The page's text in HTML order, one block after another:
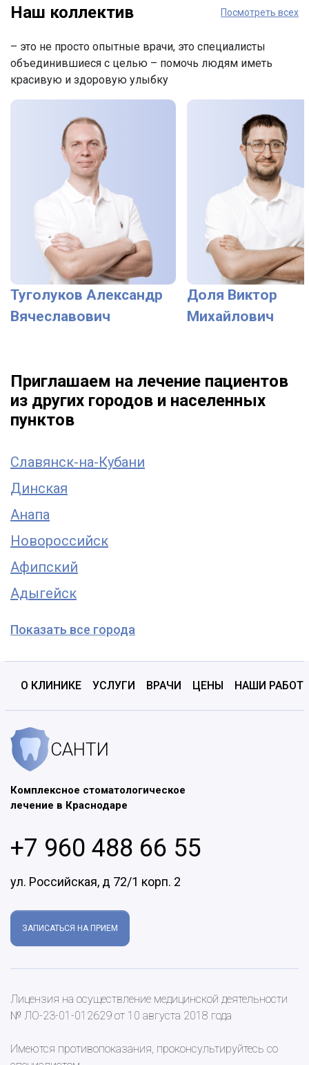
Наш коллектив Посмотреть всех
– это не просто опытные врачи, это специалисты
объединившиеся с целью – помочь людям иметь
красивую и здоровую улыбку
Туголуков Александр
Вячеславович
Доля Виктор
Михайлович
Приглашаем на лечение пациентов
из других городов и населенных
пунктов
Славянск-на-Кубани
Динская
Анапа
Новороссийск
Афипский
Адыгейск
Показать все города
О КЛИНИКЕ УСЛУГИ ВРАЧИ ЦЕНЫ НАШИ
САНТИ
Комплексное стоматологическое
лечение в Краснодаре
+7 960 488 66 55
ул. Российская, д 72/1 корп. 2
ЗАПИСАТЬСЯ НА ПРИЕМ
Лицензия на осуществление медицинской деятельности
№ ЛО-23-01-012629 от 10 августа 2018 года
Имеются противопоказания, проконсультируйтесь со